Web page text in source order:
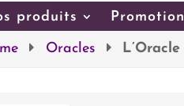
produits
Oracles